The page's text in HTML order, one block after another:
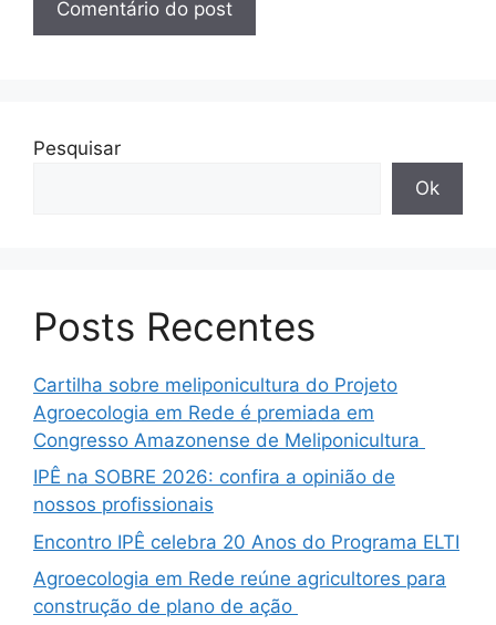
Pesquisar
Ok
Posts Recentes
Cartilha sobre meliponicultura do Projeto
Agroecologia em Rede é premiada em
Congresso Amazonense de Meliponicultura
IPÊ na SOBRE 2026: confira a opinião de
nossos profissionais
Encontro IPÊ celebra 20 Anos do Programa ELTI
Agroecologia em Rede reúne agricultores para
construção de plano de ação